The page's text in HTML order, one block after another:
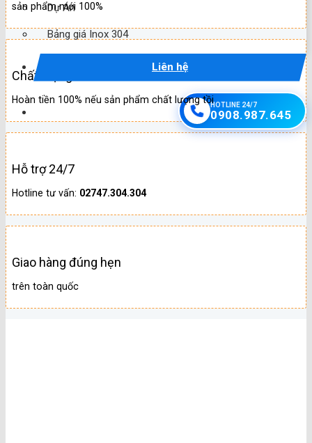
Dự Án
Bảng giá Inox 304
Liên hệ
HOTLINE 24/7
0908.987.645
sản phẩm mới 100%
Chất lượng
Hoàn tiền 100% nếu sản phẩm chất lượng tồi
Hỗ trợ 24/7
Hotline tư vấn: 02747.304.304
Giao hàng đúng hẹn
trên toàn quốc